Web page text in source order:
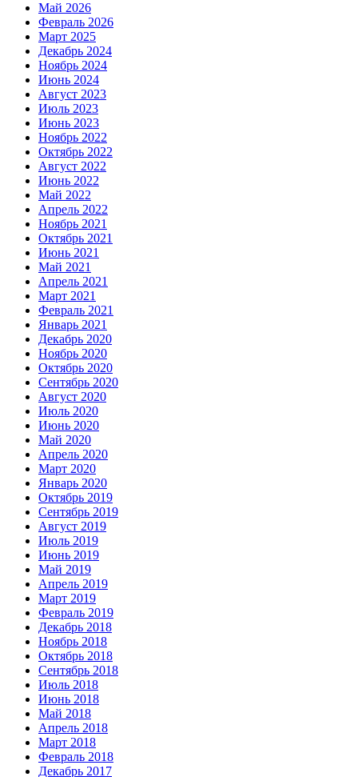
Май 2026
Февраль 2026
Март 2025
Декабрь 2024
Ноябрь 2024
Июнь 2024
Август 2023
Июль 2023
Июнь 2023
Ноябрь 2022
Октябрь 2022
Август 2022
Июнь 2022
Май 2022
Апрель 2022
Ноябрь 2021
Октябрь 2021
Июнь 2021
Май 2021
Апрель 2021
Март 2021
Февраль 2021
Январь 2021
Декабрь 2020
Ноябрь 2020
Октябрь 2020
Сентябрь 2020
Август 2020
Июль 2020
Июнь 2020
Май 2020
Апрель 2020
Март 2020
Январь 2020
Октябрь 2019
Сентябрь 2019
Август 2019
Июль 2019
Июнь 2019
Май 2019
Апрель 2019
Март 2019
Февраль 2019
Декабрь 2018
Ноябрь 2018
Октябрь 2018
Сентябрь 2018
Июль 2018
Июнь 2018
Май 2018
Апрель 2018
Март 2018
Февраль 2018
Декабрь 2017